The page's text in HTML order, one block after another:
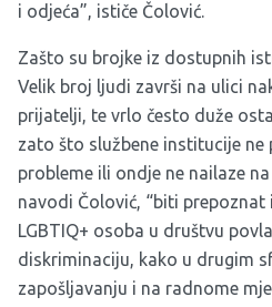
i odjeća”, ističe Čolović.
Zašto su brojke iz dostupnih
Velik broj ljudi završi na ulici
prijatelji, te vrlo često duže
zato što službene institucije ne
probleme ili ondje ne nailaze
navodi Čolović, “biti prepoznat
LGBTIQ+ osoba u društvu
diskriminaciju, kako u drugim
zapošljavanju i na radnome